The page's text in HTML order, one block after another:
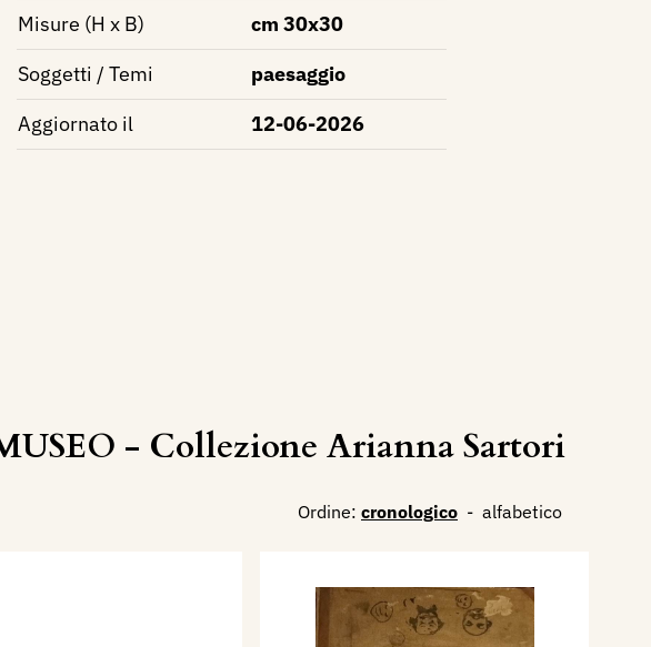
Misure (H x B)
cm 30x30
Soggetti / Temi
paesaggio
Aggiornato il
12-06-2026
- Collezione Arianna Sartori
Ordine: cronologico - alfabetico